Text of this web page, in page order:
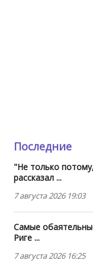
Последние
"Не только
рассказал ...
7 августа 2026 19:03
Самые
Риге ...
7 августа 2026 16:25